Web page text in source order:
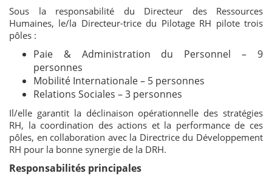
Sous la responsabilité du Directeur des Ressources
Humaines, le/la Directeur-trice du Pilotage RH pilote trois
pôles :
Paie & Administration du Personnel – 9
personnes
Mobilité Internationale – 5 personnes
Relations Sociales – 3 personnes
Il/elle garantit la déclinaison opérationnelle des stratégies
RH, la coordination des actions et la performance de ces
pôles, en collaboration avec la Directrice du Développement
RH pour la bonne synergie de la DRH.
Responsabilités principales